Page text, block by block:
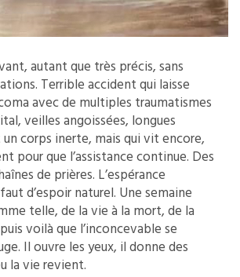
autant que très précis, sans
Terrible accident qui laisse
avec de multiples traumatismes
veilles angoissées, longues
corps inerte, mais qui vit encore,
pour que l’assistance continue. Des
de prières. L’espérance
d’espoir naturel. Une semaine
telle, de la vie à la mort, de la
voilà que l’inconcevable se
Il ouvre les yeux, il donne des
la vie revient.